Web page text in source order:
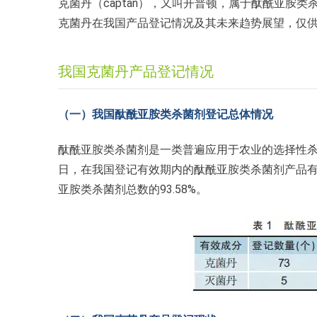
克菌丹（captan），又叫开普顿，属于酞酰亚胺类
克菌丹在我国产品登记情况及其未来趋势展望，仅
我国克菌丹产品登记情况
（一）我国酞酰亚胺类杀菌剂登记总体情况
酞酰亚胺类杀菌剂是一类普遍应用于农业的选择性
日，在我国登记有效期内的酞酰亚胺类杀菌剂产品
亚胺类杀菌剂总数的93.58%。